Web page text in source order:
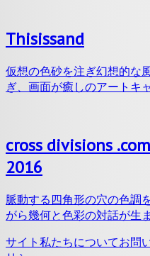
Thisissand
仮想の色砂を注ぎ幻想的な
ぎ、画面が癒しのアートキ
cross divisions
2016
脈動する四角形の穴の色調
がら幾何と色彩の対話が生
サイト 私たちについてお問